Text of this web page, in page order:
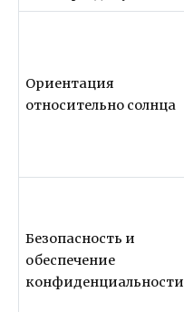
Ориентация
относительно солнца
Безопасность и
обеспечение
конфиденциальности